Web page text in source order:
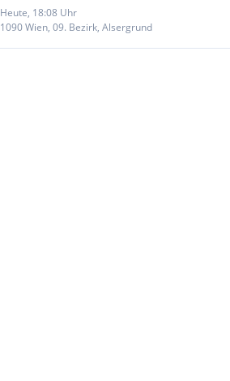
Heute, 18:08 Uhr
1090 Wien, 09. Bezirk, Alsergrund